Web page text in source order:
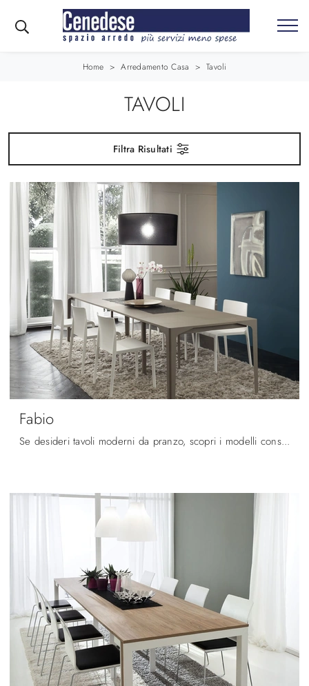
Home > Arredamento Casa > Tavoli
TAVOLI
Filtra Risultati
Fabio
Se desideri tavoli moderni da pranzo, scopri i modelli consolle di La Primavera: clicca e scopri il modello Fabio in laminato.